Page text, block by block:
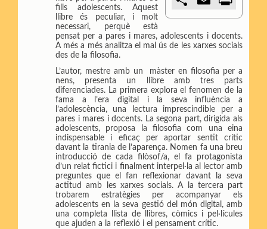
a
r
r
m
l
t
fills adolescents. Aquest
llibre és peculiar, i molt
necessari, perquè està
pensat per a pares i mares, adolescents i docents.
A més a més analitza el mal ús de les xarxes socials
des de la filosofia.
L’autor, mestre amb un màster en filosofia per a
nens, presenta un llibre amb tres parts
diferenciades. La primera explora el fenomen de la
fama a l’era digital i la seva influència a
l’adolescència, una lectura imprescindible per a
pares i mares i docents. La segona part, dirigida als
adolescents, proposa la filosofia com una eina
indispensable i eficaç per aportar sentit crític
davant la tirania de l’aparença. Nomen fa una breu
introducció de cada filòsof/a, el fa protagonista
d’un relat fictici i finalment interpel·la al lector amb
preguntes que el fan reflexionar davant la seva
actitud amb les xarxes socials. A la tercera part
trobarem estratègies per acompanyar els
adolescents en la seva gestió del món digital, amb
una completa llista de llibres, còmics i pel·lícules
que ajuden a la reflexió i el pensament crític.